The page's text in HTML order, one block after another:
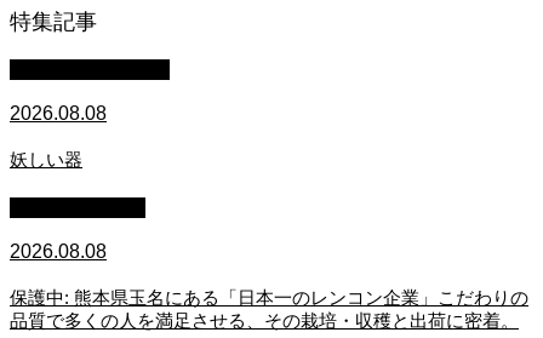
特集記事
2026.08.08
妖しい器
2026.08.08
保護中: 熊本県玉名にある「日本一のレンコン企業」こだわりの
品質で多くの人を満足させる、その栽培・収穫と出荷に密着。